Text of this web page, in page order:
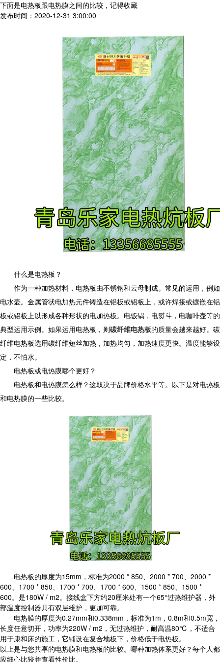
下面是电热板跟电热膜之间的比较，记得收藏
发布时间：2020-12-31 3:00:00
什么是电热板？
作为一种加热材料，电热板由不锈钢和云母制成。常见的运用，例如
电水壶。金属管状电加热元件铸造在铝板或铝板上，或许焊接或镶嵌在铝
板或铝板上以形成各种形状的电加热板。电饭锅，电熨斗，电咖啡壶等的
典型运用示例。 如果运用电热板，则碳纤维电热板的质量会越来越好。碳
纤维电热板选用碳纤维短丝加热，加热均匀，加热速度更快。温度能够设
定，不怕水。
电热板或电热膜哪个更好？
电热板和电热膜怎么样？这取决于品牌价格水平等。以下是对电热板
和电热膜的一些比较。
电热板的厚度为15mm，标准为2000 * 850、2000 * 700、2000 *
600、1700 * 850、1700 * 700、1700 * 600、1500 * 850、1500 *
600。是180W / m2。接线盒下方约20厘米处有一个65°过热维护器，外
部温度控制器具有双层维护，更加可靠。
电热膜的厚度为0.27mm和0.338mm，标准为1m，0.8m和0.5m宽，
长度任意切开，功率为220W / m2，无过热维护，耐高温80℃，不适合
用于康和床的施工，它铺设在复合地板下，价格低于电热板。
以上是与您共享的电热膜和电热板的比较。哪种加热体系更好？每个人都
应细心比较并查看性价比。